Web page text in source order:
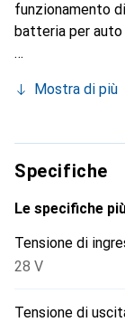
funzionamento
batteria per auto
Mostra di più
Specifiche
Le specifiche
Tensione di
28 V
Tensione di